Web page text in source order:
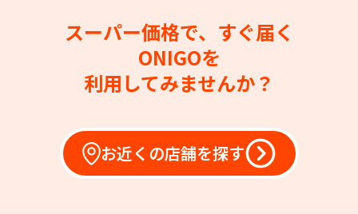
スーパー価格で、すぐ届く
ONIGOを
利用してみませんか？
お近くの店舗を探す